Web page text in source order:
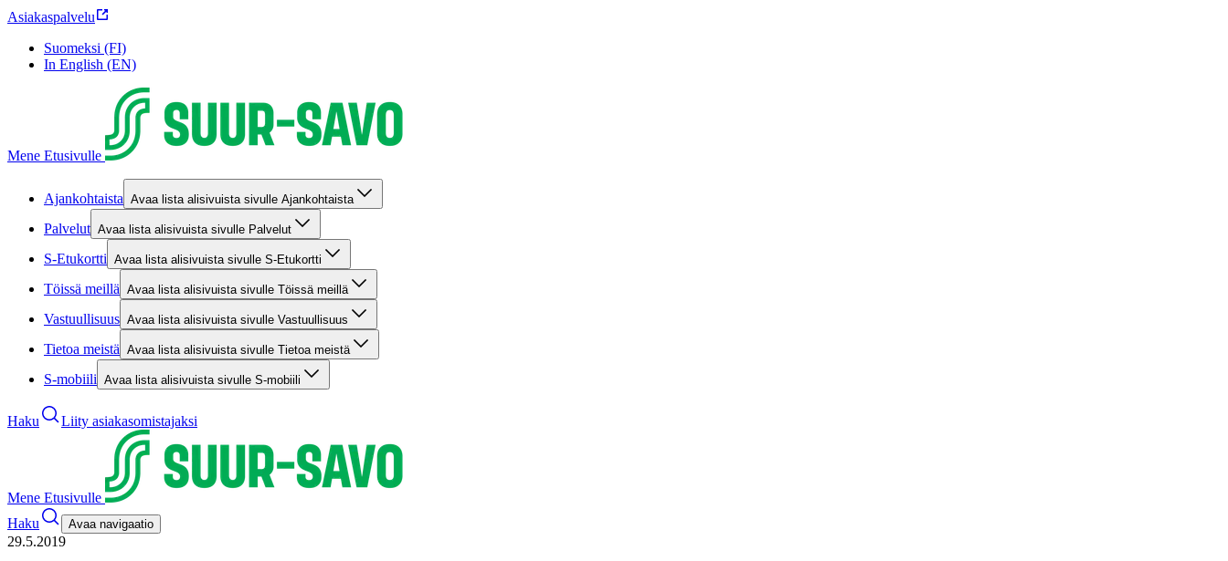
Asiakaspalvelu
Suomeksi (FI)
In English (EN)
Mene Etusivulle
Ajankohtaista Avaa lista alisivuista sivulle Ajankohtaista
Palvelut Avaa lista alisivuista sivulle Palvelut
S-Etukortti Avaa lista alisivuista sivulle S-Etukortti
Töissä meillä Avaa lista alisivuista sivulle Töissä meillä
Vastuullisuus Avaa lista alisivuista sivulle Vastuullisuus
Tietoa meistä Avaa lista alisivuista sivulle Tietoa meistä
S-mobiili Avaa lista alisivuista sivulle S-mobiili
Haku Liity asiakasomistajaksi
Mene Etusivulle
Haku
Avaa navigaatio
29.5.2019